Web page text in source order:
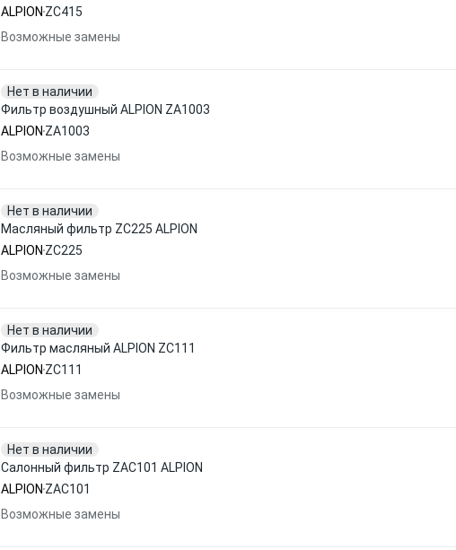
ALPION ZC415
Возможные замены
Нет в наличии
Фильтр воздушный ALPION ZA1003
ALPION ZA1003
Возможные замены
Нет в наличии
Масляный фильтр ZC225 ALPION
ALPION ZC225
Возможные замены
Нет в наличии
Фильтр масляный ALPION ZC111
ALPION ZC111
Возможные замены
Нет в наличии
Салонный фильтр ZAC101 ALPION
ALPION ZAC101
Возможные замены